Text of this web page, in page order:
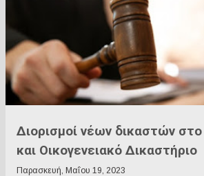
Διορισμοί νέων δικαστών στο
και Οικογενειακό Δικαστήριο
Παρασκευή, Μαΐου 19, 2023